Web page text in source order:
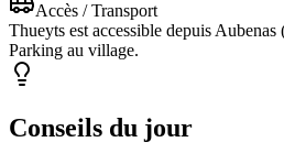
Accès / Transport
Thueyts est accessible depuis
Parking au village.
Conseils du jour